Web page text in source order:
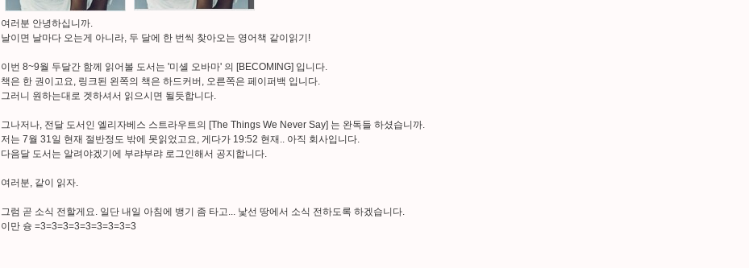
여러분 안녕하십니까.
날이면 날마다 오는게 아니라, 두 달에 한 번씩 찾아오는 영어책 같이읽기!
이번 8~9월 두달간 함께 읽어볼 도서는 '미셸 오바마' 의 [BECOMING] 입니다.
책은 한 권이고요, 링크된 왼쪽의 책은 하드커버, 오른쪽은 페이퍼백 입니다.
그러니 원하는대로 겟하셔서 읽으시면 될듯합니다.
그나저나, 전달 도서인 엘리자베스 스트라우트의 [The Things We Never Say] 는 완독들 하셨습니까.
저는 7월 31일 현재 절반정도 밖에 못읽었고요, 게다가 19:52 현재.. 아직 회사입니다.
다음달 도서는 알려야겠기에 부랴부랴 로그인해서 공지합니다.
여러분, 같이 읽자.
그럼 곧 소식 전할게요. 일단 내일 아침에 뱅기 좀 타고... 낯선 땅에서 소식 전하도록 하겠습니다.
이만 슝 =3=3=3=3=3=3=3=3=3